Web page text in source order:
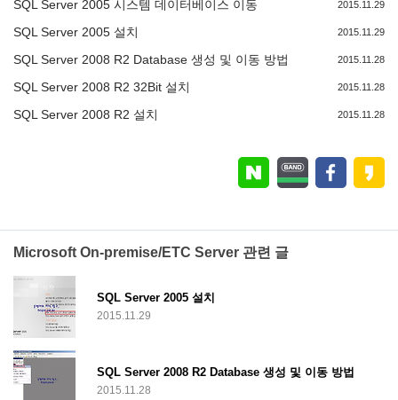
SQL Server 2005 시스템 데이터베이스 이동 2015.11.29
SQL Server 2005 설치 2015.11.29
SQL Server 2008 R2 Database 생성 및 이동 방법 2015.11.28
SQL Server 2008 R2 32Bit 설치 2015.11.28
SQL Server 2008 R2 설치 2015.11.28
Microsoft On-premise/ETC Server 관련 글
SQL Server 2005 설치
2015.11.29
SQL Server 2008 R2 Database 생성 및 이동 방법
2015.11.28